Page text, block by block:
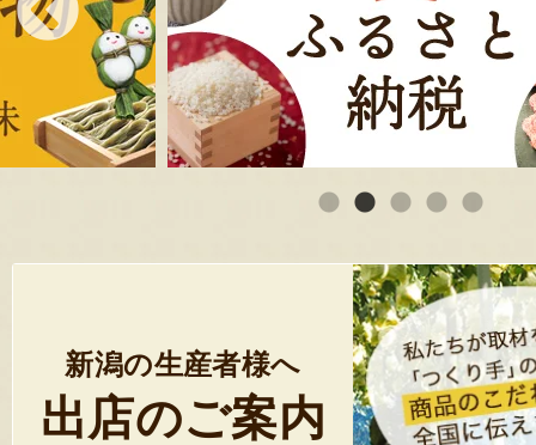
新潟の生産者様へ
出店のご案内